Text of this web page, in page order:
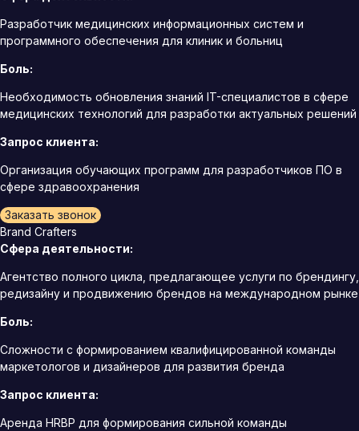
Разработчик медицинских информационных систем и
программного обеспечения для клиник и больниц
Боль:
Необходимость обновления знаний IT-специалистов в сфере
медицинских технологий для разработки актуальных решений
Запрос клиента:
Организация обучающих программ для разработчиков ПО в
сфере здравоохранения
Заказать звонок
Brand Crafters
Сфера деятельности:
Агентство полного цикла, предлагающее услуги по брендингу,
редизайну и продвижению брендов на международном рынке
Боль:
Сложности с формированием квалифицированной команды
маркетологов и дизайнеров для развития бренда
Запрос клиента:
Аренда HRBP для формирования сильной команды